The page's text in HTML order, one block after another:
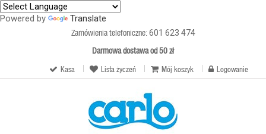
Powered by Translate
Zamówienia telefoniczne:601 623 474
Darmowa dostawa od 50 zł
Kasa
Lista życzeń Mój koszyk Logowanie